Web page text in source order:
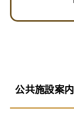
公共施設案内